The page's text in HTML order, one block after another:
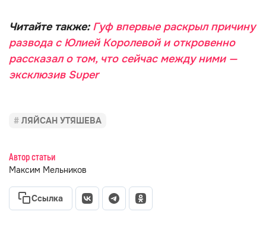
Читайте также: Гуф впервые раскрыл причину
развода с Юлией Королевой и откровенно
рассказал о том, что сейчас между ними —
эксклюзив Super
ЛЯЙСАН УТЯШЕВА
Автор статьи
Максим Мельников
Ссылка